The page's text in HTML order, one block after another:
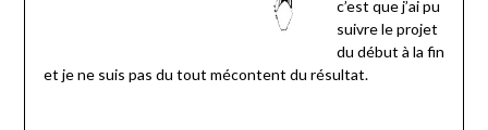
c’est que j’ai pu
suivre le projet
du début à la fin
et je ne suis pas du tout mécontent du résultat.